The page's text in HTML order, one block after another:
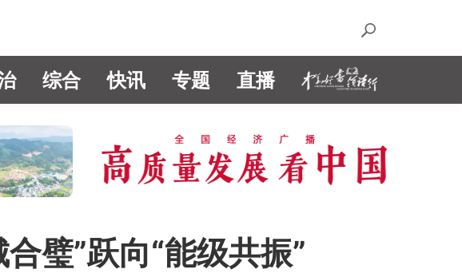
综合 快讯 专题 直播
璧”跃向“能级共振”